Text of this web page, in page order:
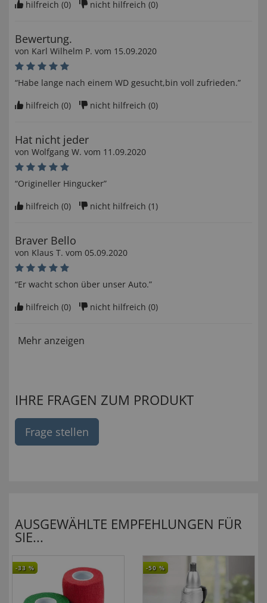
hilfreich (0) nicht hilfreich (0)
Bewertung.
von Karl Wilhelm P. vom 15.09.2020
“Habe lange nach einem WD gesucht,bin voll zufrieden.”
hilfreich (0) nicht hilfreich (0)
Hat nicht jeder
von Wolfgang W. vom 11.09.2020
“Origineller Hingucker”
hilfreich (0) nicht hilfreich (1)
Braver Bello
von Klaus T. vom 05.09.2020
“Er wacht schon über unser Auto.”
hilfreich (0) nicht hilfreich (0)
Mehr anzeigen
IHRE FRAGEN ZUM PRODUKT
Frage stellen
AUSGEWÄHLTE EMPFEHLUNGEN FÜR
SIE...
-33 % -50 %